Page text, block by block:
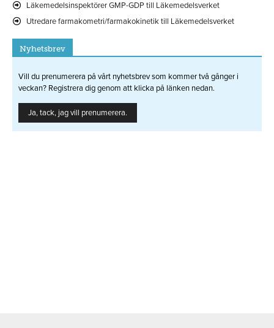
Läkemedelsinspektörer GMP-GDP till Läkemedelsverket
Utredare farmakometri/farmakokinetik till Läkemedelsverket
Nyhetsbrev
Vill du prenumerera på vårt nyhetsbrev som kommer två gånger i
veckan? Registrera dig genom att klicka på länken nedan.
Ja, tack, jag vill prenumerera.